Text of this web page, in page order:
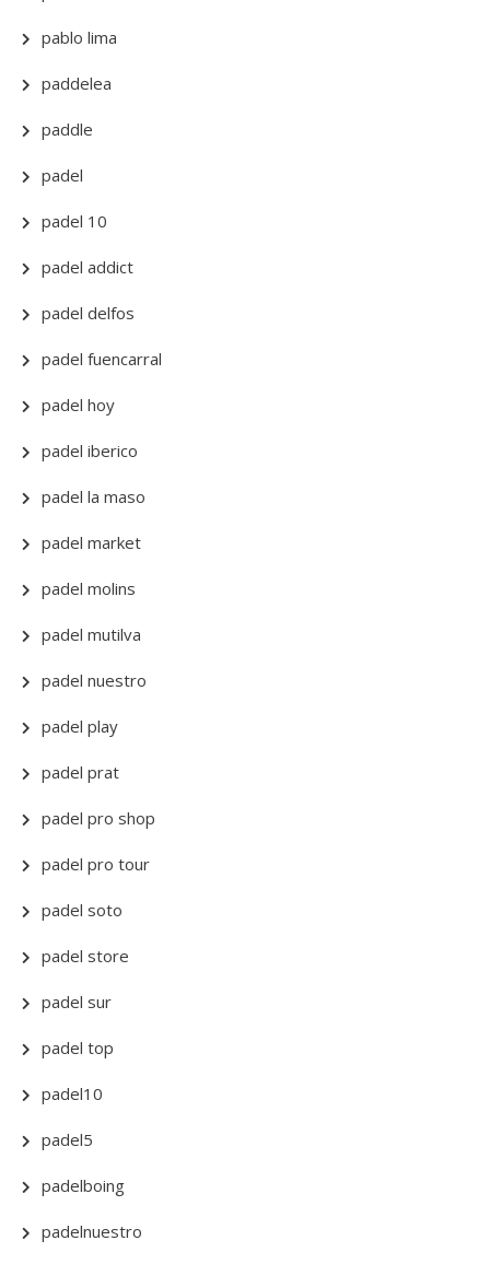
pablo lima
paddelea
paddle
padel
padel 10
padel addict
padel delfos
padel fuencarral
padel hoy
padel iberico
padel la maso
padel market
padel molins
padel mutilva
padel nuestro
padel play
padel prat
padel pro shop
padel pro tour
padel soto
padel store
padel sur
padel top
padel10
padel5
padelboing
padelnuestro